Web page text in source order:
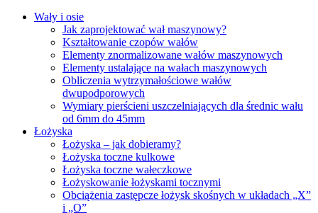
Wały i osie
Jak zaprojektować wał maszynowy?
Kształtowanie czopów wałów
Elementy znormalizowane wałów maszynowych
Elementy ustalające na wałach maszynowych
Obliczenia wytrzymałościowe wałów
dwupodporowych
Wymiary pierścieni uszczelniających dla średnic wału
od 6mm do 45mm
Łożyska
Łożyska – jak dobieramy?
Łożyska toczne kulkowe
Łożyska toczne wałeczkowe
Łożyskowanie łożyskami tocznymi
Obciążenia zastępcze łożysk skośnych w układach „X”
i „O”